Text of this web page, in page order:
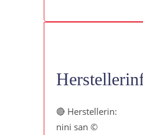
🔴 Herstellerin:
nini san ©